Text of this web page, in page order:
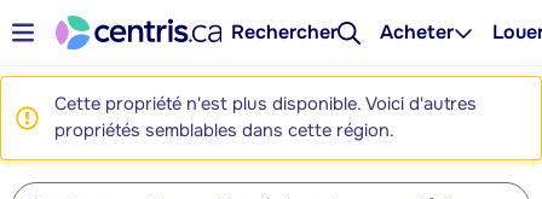
Rechercher Acheter
Cette propriété n'est plus disponible. Voici d'autres
propriétés semblables dans cette région.